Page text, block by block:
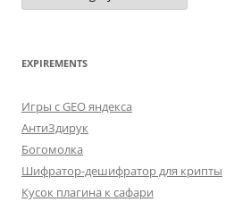
FROM
EXPIREMENTS
Игры с GEO яндекса
АнтиЗдирук
Богомолка
Шифратор-дешифратор для крипты
Кусок плагина к сафари